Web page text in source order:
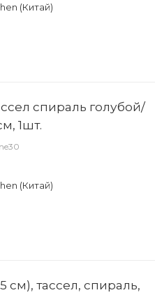
(Китай)
спираль голубой/
1шт.
(Китай)
см), тассел, спираль,